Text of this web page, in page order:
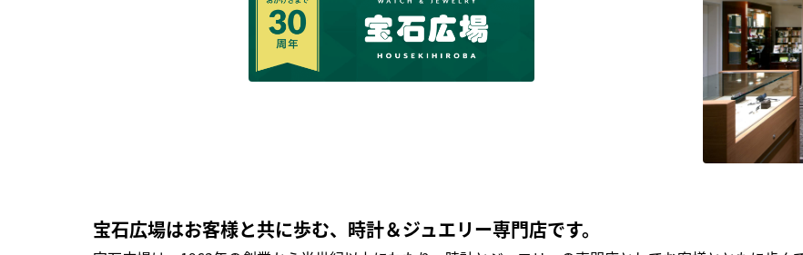
宝石広場はお客様と共に歩む、時計＆ジュエリー専門店です。